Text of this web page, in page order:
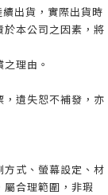
出貨，實際出貨時
本公司之因素，將
理由。
，遺失恕不補發，亦
方式、螢幕設定、材
合理範圍，非瑕